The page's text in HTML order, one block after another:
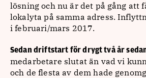
lösning och nu är det på gång att
lokalyta på samma adress.
i februari/mars 2017.
Sedan driftstart för drygt två år
medarbetare slutat än vad vi
och de flesta av dem hade